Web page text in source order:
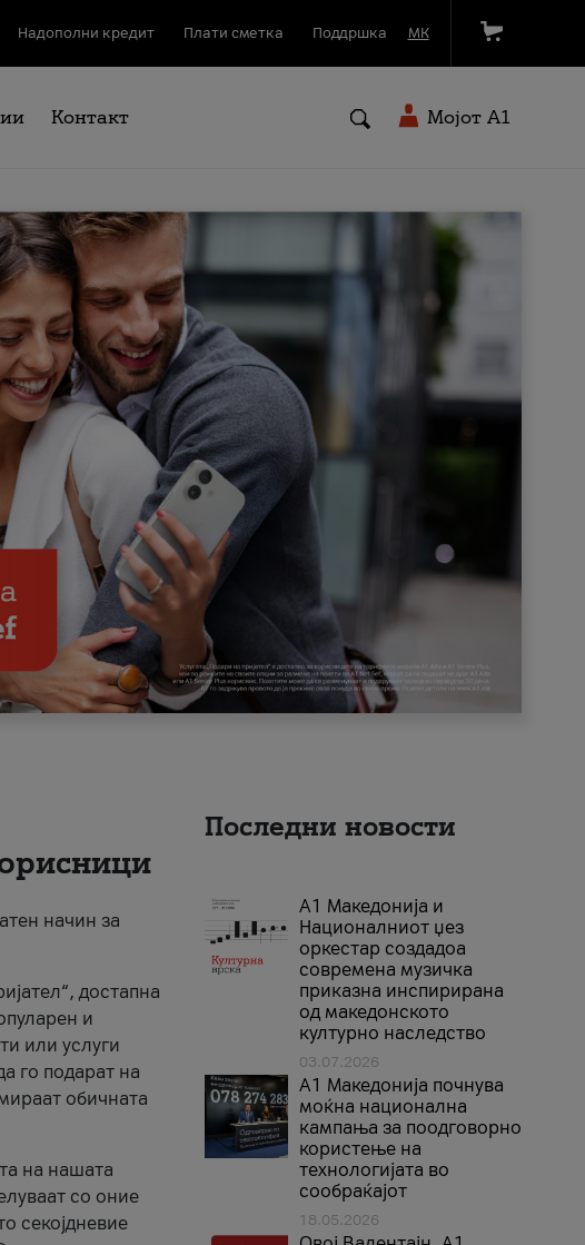
Надополни кредит Плати сметка Поддршка МК
Контакт Мојот A1
начин за
достапна
и
или услуги
го подарат на
обичната
на нашата
со оние
секојдневие
Последни новости
А1 Македонија и
Националниот џез
оркестар создадоа
современа музичка
приказна инспирирана
од македонското
културно наследство
03.07.2026
A1 Македонија почнува
моќна национална
кампања за поодговорно
користење на
технологијата во
сообраќајот
18.05.2026